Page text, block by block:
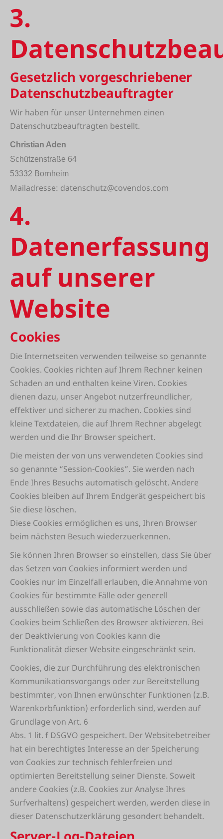
3.
Gesetzlich vorgeschriebener
Datenschutzbeauftragter
Wir haben für unser Unternehmen einen
Datenschutzbeauftragten bestellt.
Christian Aden
Schützenstraße 64
53332 Bornheim
Mailadresse: datenschutz@covendos.com
4.
Datenerfassung
auf unserer
Website
Cookies
Die Internetseiten verwenden teilweise so genannte
Cookies. Cookies richten auf Ihrem Rechner keinen
Schaden an und enthalten keine Viren. Cookies
dienen dazu, unser Angebot nutzerfreundlicher,
effektiver und sicherer zu machen. Cookies sind
kleine Textdateien, die auf Ihrem Rechner abgelegt
werden und die Ihr Browser speichert.
Die meisten der von uns verwendeten Cookies sind
so genannte “Session-Cookies”. Sie werden nach
Ende Ihres Besuchs automatisch gelöscht. Andere
Cookies bleiben auf Ihrem Endgerät gespeichert bis
Sie diese löschen.
Diese Cookies ermöglichen es uns, Ihren Browser
beim nächsten Besuch wiederzuerkennen.
Sie können Ihren Browser so einstellen, dass Sie über
das Setzen von Cookies informiert werden und
Cookies nur im Einzelfall erlauben, die Annahme von
Cookies für bestimmte Fälle oder generell
ausschließen sowie das automatische Löschen der
Cookies beim Schließen des Browser aktivieren. Bei
der Deaktivierung von Cookies kann die
Funktionalität dieser Website eingeschränkt sein.
Cookies, die zur Durchführung des elektronischen
Kommunikationsvorgangs oder zur Bereitstellung
bestimmter, von Ihnen erwünschter Funktionen (z.B.
Warenkorbfunktion) erforderlich sind, werden auf
Grundlage von Art. 6
Abs. 1 lit. f DSGVO gespeichert. Der Websitebetreiber
hat ein berechtigtes Interesse an der Speicherung
von Cookies zur technisch fehlerfreien und
optimierten Bereitstellung seiner Dienste. Soweit
andere Cookies (z.B. Cookies zur Analyse Ihres
Surfverhaltens) gespeichert werden, werden diese in
dieser Datenschutzerklärung gesondert behandelt.